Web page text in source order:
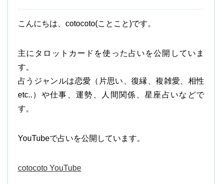
こんにちは、cotocoto(ことこと)です。
主にタロットカードを使った占いを公開していま
す。
占うジャンルは恋愛（片思い、復縁、複雑愛、相性
etc..）や仕事、運勢、人間関係、星座占いなどで
す。
YouTubeで占いを公開しています。
cotocoto YouTube